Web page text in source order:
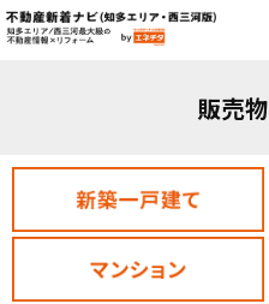
販売